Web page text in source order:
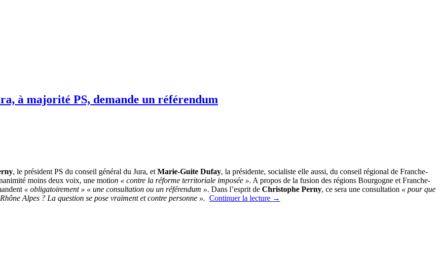
à majorité PS, demande un référendum
, le président PS du conseil général du Jura, et Marie-Guite Dufay, la présidente, socialiste elle aussi, du conseil régional de Franche-
moins deux voix, une motion « contre la réforme territoriale imposée ». A propos de la fusion des régions Bourgogne et Franche-
« obligatoirement » « une consultation ou un référendum ». Dans l’esprit de Christophe Perny, ce sera une consultation « pour que
Alpes ? La question se pose vraiment et contre personne ». Continuer la lecture →